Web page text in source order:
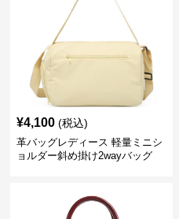
¥4,100 (税込)
革バッグレディース 軽量ミニシ
ョルダー斜め掛け2wayバッグ